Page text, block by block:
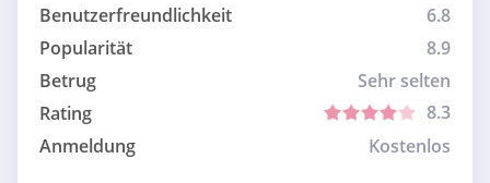
Benutzerfreundlichkeit
6.8
Popularität
8.9
Betrug
Sehr selten
Rating
8.3
Anmeldung
Kostenlos